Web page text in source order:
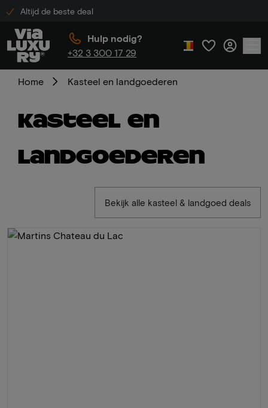
Altijd de beste deal
Hulp nodig?
+32 3 300 17 29
Home Kasteel en landgoederen
Kasteel en
landgoederen
Bekijk alle kasteel & landgoed deals